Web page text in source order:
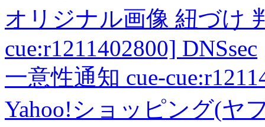
オリジナル画像 紐づけ
cue:r1211402800] DNSsec
一意性通知 cue-
Yahoo!ショッピング(ヤ